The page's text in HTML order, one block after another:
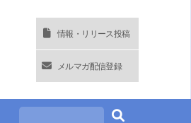
情報・リリース投稿
メルマガ配信登録